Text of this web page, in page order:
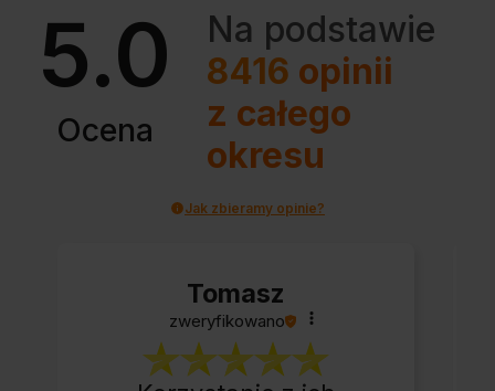
5.0
Ocena
Na podstawie
8416 opinii
z całego
okresu
Jak zbieramy opinie?
Tomasz
zweryfikowano